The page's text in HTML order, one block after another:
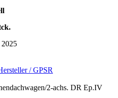
/ GPSR
2-achs. DR Ep.IV